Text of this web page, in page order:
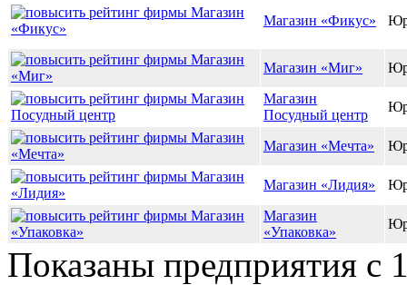
Магазин «Фикус»
Магазин «Миг»
Магазин
Посудный центр
Магазин «Мечта»
Магазин «Лидия»
Магазин
«Упаковка»
Показаны предприятия с